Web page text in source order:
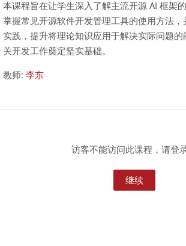
本课程旨在让学生深入了解主流开源 AI 框架
掌握常见开源软件开发管理工具的使用方法
实践，提升将理论知识应用于解决实际问题的
关开发工作奠定坚实基础。
教师: 李东
访客不能访问此课程，请登录
继续